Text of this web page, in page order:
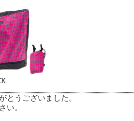
とうございました。
い。